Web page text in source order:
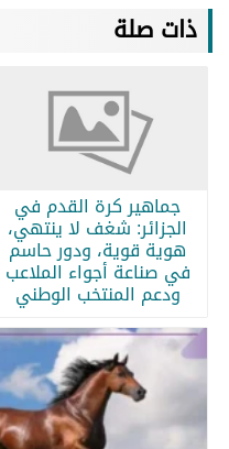
ذات صلة
جماهير كرة القدم في
الجزائر: شغف لا ينتهي،
هوية قوية، ودور حاسم
في صناعة أجواء الملاعب
ودعم المنتخب الوطني